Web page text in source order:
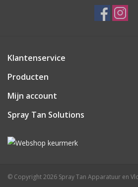
Klantenservice
Producten
Mijn account
Spray Tan Solutions
© Copyright 2026 Spray Tan Apparatuur en